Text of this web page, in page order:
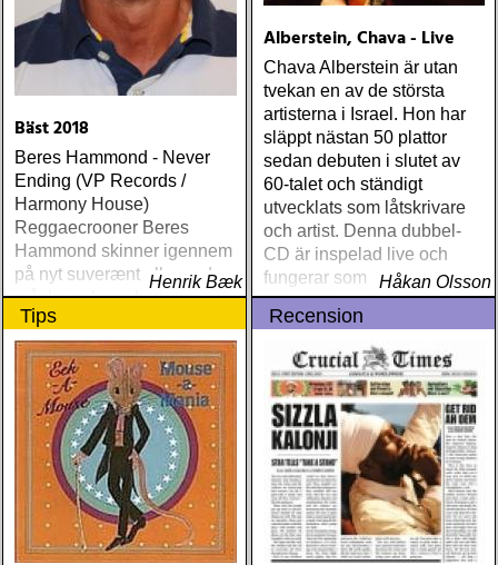
Bäst 2018
Beres Hammond - Never
Ending (VP Records /
Harmony House)
Reggaecrooner Beres
Hammond skinner igennem
på nyt suverænt album, der
måske er hans bedste
gennem tiderne
Henrik Bæk
Alberstein, Chava - Live
Chava Alberstein är utan
tvekan en av de största
artisterna i Israel. Hon har
släppt nästan 50 plattor
sedan debuten i slutet av
60-talet och ständigt
utvecklats som låtskrivare
och artist. Denna dubbel-
CD är inspelad live och
fungerar som en utmärkt
introduktion till denna
världsartist.
Håkan Olsson
Tips Recension